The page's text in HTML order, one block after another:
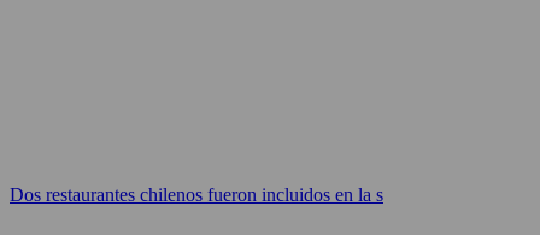
Dos restaurantes chilenos fueron incluidos en la s